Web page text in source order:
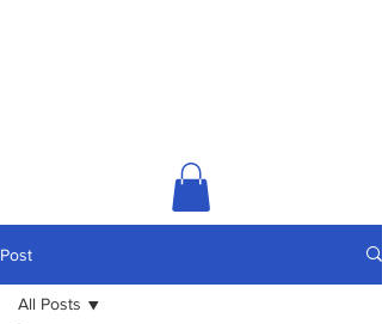
Post
All Posts